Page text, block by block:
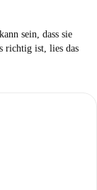
sein, dass sie
richtig ist, lies das